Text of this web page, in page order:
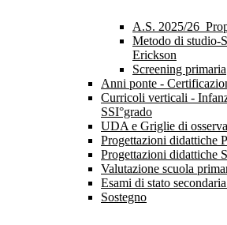
A.S. 2025/
Metodo di studio-
Erickson
Screening primaria
Anni ponte -
Curricoli verticali -
SSI°grado
UDA e Griglie di
Progettazioni didattiche
Progettazioni didattiche
Valutazione scuola
Esami di stato
Sostegno